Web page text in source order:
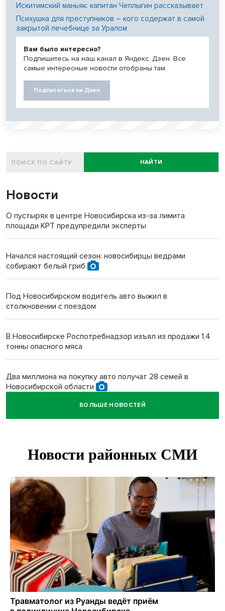
Искитимский маньяк: капитан Чеплыгин рассказывает
Психушка для преступников – кого содержат в самой
закрытой лечебнице за Уралом
Вам было интересно?
Подпишитесь на наш канал в Яндекс. Дзен. Все
самые интересные новости отобраны там.
Подписаться на Дзен
НАЙТИ
Новости
О пустырях в центре Новосибирска из-за лимита
площади КРТ предупредили эксперты
Начался настоящий сезон: новосибирцы ведрами
собирают белый гриб
Под Новосибирском водитель авто выжил в
столкновении с поездом
В Новосибирске Роспотребнадзор изъял из продажи 1,4
тонны опасного мяса
Два миллиона на покупку авто получат 28 семей в
Новосибирской области
В Новосибирской области больше тысячи человек
Ячейку международной группировки телефонных
«Мамкиных грабителей» задержали за кражу с
пистолетом в Новосибирске
Царь-томат из Новосибирска побил рекорд России по
весу в 3 кг
БОЛЬШЕ НОВОСТЕЙ